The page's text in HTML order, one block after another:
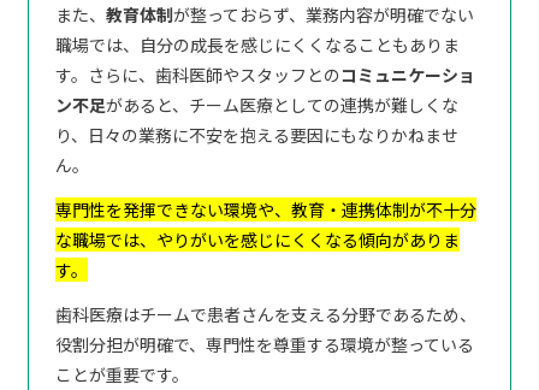
また、教育体制が整っておらず、業務内容が明確でない
職場では、自分の成長を感じにくくなることもありま
す。さらに、歯科医師やスタッフとのコミュニケーショ
ン不足があると、チーム医療としての連携が難しくな
り、日々の業務に不安を抱える要因にもなりかねませ
ん。
専門性を発揮できない環境や、教育・連携体制が不十分
な職場では、やりがいを感じにくくなる傾向がありま
す。
歯科医療はチームで患者さんを支える分野であるため、
役割分担が明確で、専門性を尊重する環境が整っている
ことが重要です。